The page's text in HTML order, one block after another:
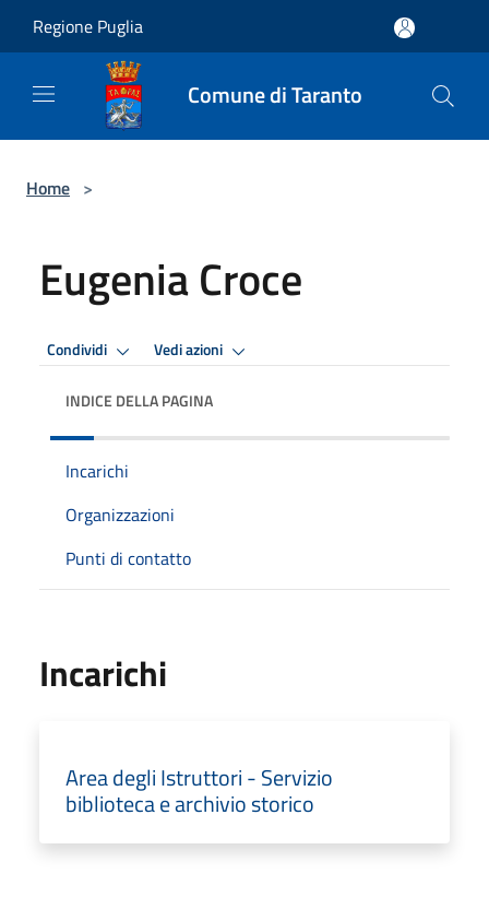
Regione Puglia
Comune di Taranto
Home >
Eugenia Croce
Condividi Vedi azioni
INDICE DELLA PAGINA
Incarichi
Organizzazioni
Punti di contatto
Incarichi
Area degli Istruttori - Servizio
biblioteca e archivio storico